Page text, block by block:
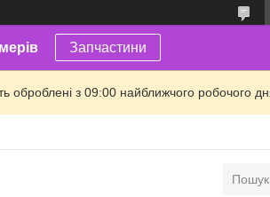
Запчастини
з 09:00 найближчого робочого